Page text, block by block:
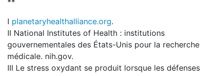
**
I planetaryhealthalliance.org.
II National Institutes of Health : institutions
gouvernementales des États-Unis pour la recherche
médicale. nih.gov.
III Le stress oxydant se produit lorsque les défenses